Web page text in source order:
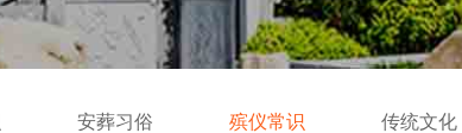
安葬习俗 殡仪常识 传统文化